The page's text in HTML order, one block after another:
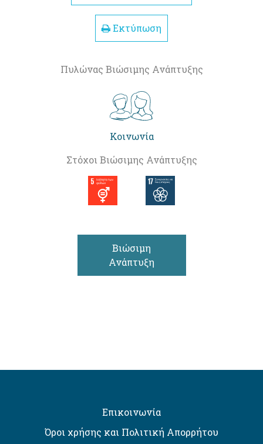
Εκτύπωση
Πυλώνας Βιώσιμης Ανάπτυξης
Κοινωνία
Στόχοι Βιώσιμης Ανάπτυξης
Βιώσιμη
Ανάπτυξη
Επικοινωνία
Όροι χρήσης και Πολιτική Απορρήτου